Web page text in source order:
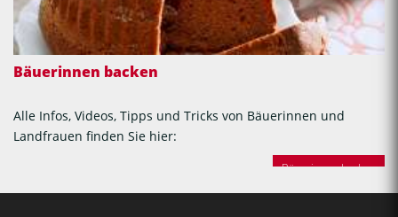
Bäuerinnen backen
Alle Infos, Videos, Tipps und Tricks von Bäuerinnen und
Landfrauen finden Sie hier:
Bäuerinnen backen